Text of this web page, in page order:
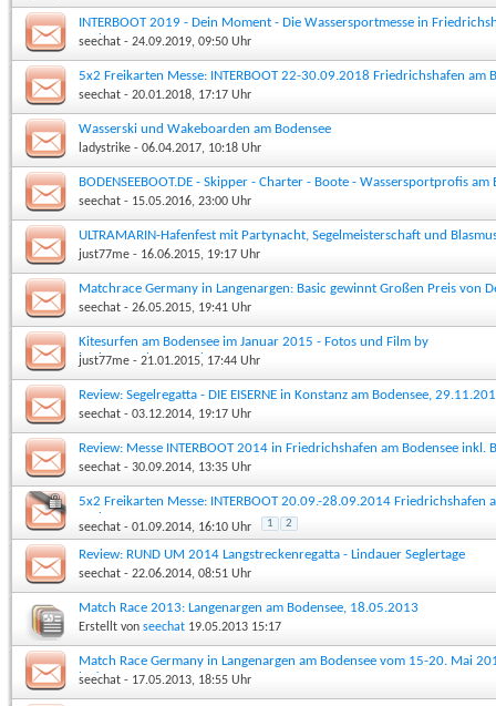
INTERBOOT 2019 - Dein Moment - Die Wassersportmesse in
Bodensee
seechat - 24.09.2019, 09:50 Uhr
5x2 Freikarten Messe: INTERBOOT 22-30.09.2018 Friedrichshafen am
seechat - 20.01.2018, 17:17 Uhr
Wasserski und Wakeboarden am Bodensee
ladystrike - 06.04.2017, 10:18 Uhr
BODENSEEBOOT.DE - Skipper - Charter - Boote - Wassersportprofis am
seechat - 15.05.2016, 23:00 Uhr
ULTRAMARIN-Hafenfest mit Partynacht, Segelmeisterschaft und
5.7.2015
just77me - 16.06.2015, 19:17 Uhr
Matchrace Germany in Langenargen: Basic gewinnt Großen Preis von
seechat - 26.05.2015, 19:41 Uhr
Kitesurfen am Bodensee im Januar 2015 - Fotos und Film by
bodensee.photography
just77me - 21.01.2015, 17:44 Uhr
Review: Segelregatta - DIE EISERNE in Konstanz am Bodensee,
seechat - 03.12.2014, 19:17 Uhr
Review: Messe INTERBOOT 2014 in Friedrichshafen am Bodensee inkl.
seechat - 30.09.2014, 13:35 Uhr
5x2 Freikarten Messe: INTERBOOT 20.09.-28.09.2014 Friedrichshafen
Bodensee
seechat - 01.09.2014, 16:10 Uhr 1 2
Review: RUND UM 2014 Langstreckenregatta - Lindauer Seglertage
seechat - 22.06.2014, 08:51 Uhr
Match Race 2013: Langenargen am Bodensee, 18.05.2013
Erstellt von seechat 19.05.2013 15:17
Match Race Germany in Langenargen am Bodensee vom 15-20. Mai
los!
seechat - 17.05.2013, 18:55 Uhr